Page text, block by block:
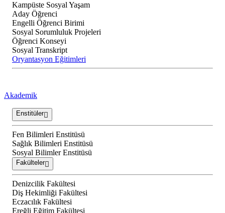
Kampüste Sosyal Yaşam
Aday Öğrenci
Engelli Öğrenci Birimi
Sosyal Sorumluluk Projeleri
Öğrenci Konseyi
Sosyal Transkript
Oryantasyon Eğitimleri
Akademik
Enstitüler
Fen Bilimleri Enstitüsü
Sağlık Bilimleri Enstitüsü
Sosyal Bilimler Enstitüsü
Fakülteler
Denizcilik Fakültesi
Diş Hekimliği Fakültesi
Eczacılık Fakültesi
Ereğli Eğitim Fakültesi